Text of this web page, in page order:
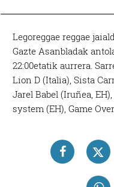
Legoreggae reggae
Gazte Asanbladak
22:00etatik aurrera.
Lion D (Italia), Sista
Jarel Babel (Iruñea,
system (EH), Game